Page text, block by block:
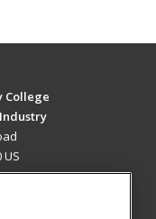
College
US